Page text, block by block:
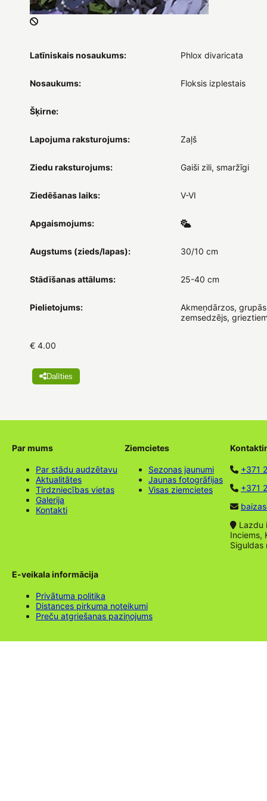
Latīniskais nosaukums: Phlox divaricata
Nosaukums: Floksis izplestais
Šķirne:
Lapojuma raksturojums: Zaļš
Ziedu raksturojums: Gaiši zili, smaržīgi
Ziedēšanas laiks: V-VI
Apgaismojums:
Augstums (zieds/lapas): 30/10 cm
Stādīšanas attālums: 25-40 cm
Pielietojums:
Akmeņdārzos,
zemsedzējs,
€ 4.00
Dalīties
Par mums
Par stādu audzētavu
Aktualitātes
Tirdzniecības vietas
Galerija
Kontakti
Ziemcietes
Sezonas jaunumi
Jaunas fotogrāfijas
Visas ziemcietes
+371
+371
Lazdu
Inciems,
Siguldas
E-veikala informācija
Privātuma politika
Distances pirkuma noteikumi
Preču atgriešanas paziņojums